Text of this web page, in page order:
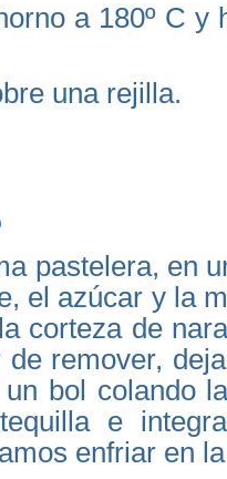
a 180º C y
una rejilla.
pastelera, en
el azúcar y la
corteza de
remover,
bol colando
e
enfriar en